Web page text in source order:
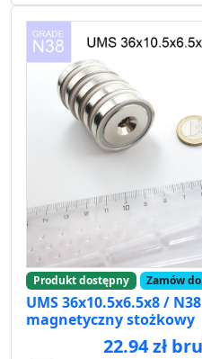
Produkt dostępny Zamów
UMS 36x10.5x6.5x8 /
magnetyczny stożkowy
22.94 zł